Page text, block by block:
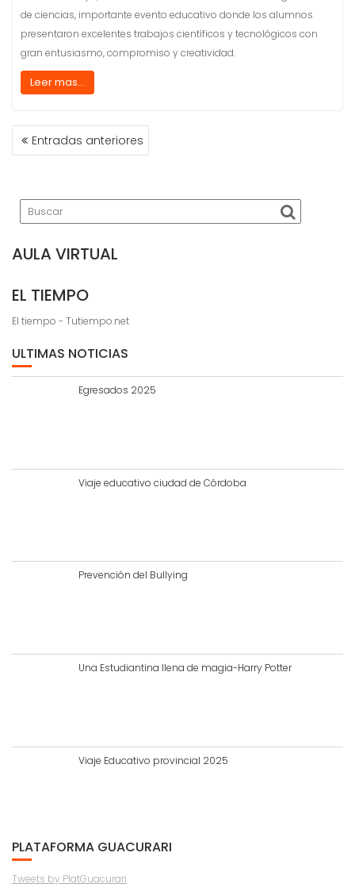
de ciencias, importante evento educativo donde los alumnos
presentaron excelentes trabajos científicos y tecnológicos con
gran entusiasmo, compromiso y creatividad.
Leer mas...
NAVEGACIÓN
DEEntradas anteriores
AULA VIRTUAL
EL TIEMPO
El tiempo - Tutiempo.net
ULTIMAS NOTICIAS
Egresados 2025
Viaje educativo ciudad de Córdoba
Prevención del Bullying
Una Estudiantina llena de magia-Harry Potter
Viaje Educativo provincial 2025
PLATAFORMA GUACURARI
Tweets by PlatGuacurari